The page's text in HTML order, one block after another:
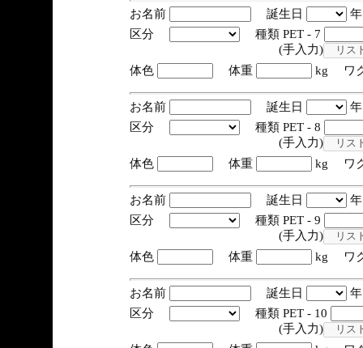
お名前 誕生日
区分
種類 PET - 7
(手入力)
体色
体重 kg ワ
お名前 誕生日
区分
種類 PET - 8
(手入力)
体色
体重 kg ワ
お名前 誕生日
区分
種類 PET - 9
(手入力)
体色
体重 kg ワ
お名前 誕生日
区分
種類 PET - 10
(手入力)